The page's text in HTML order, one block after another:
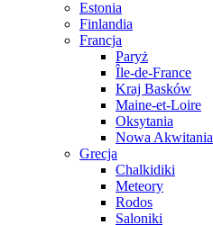
Estonia
Finlandia
Francja
Paryż
Île-de-France
Kraj Basków
Maine-et-Loire
Oksytania
Nowa Akwitania
Grecja
Chalkidiki
Meteory
Rodos
Saloniki